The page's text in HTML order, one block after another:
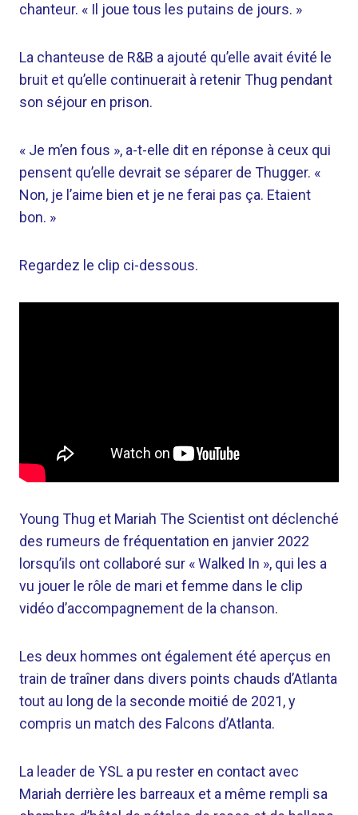
chanteur. « Il joue tous les putains de jours. »
La chanteuse de R&B a ajouté qu’elle avait évité le
bruit et qu’elle continuerait à retenir Thug pendant
son séjour en prison.
« Je m’en fous », a-t-elle dit en réponse à ceux qui
pensent qu’elle devrait se séparer de Thugger. «
Non, je l’aime bien et je ne ferai pas ça. Etaient
bon. »
Regardez le clip ci-dessous.
Young Thug et Mariah The Scientist ont déclenché
des rumeurs de fréquentation en janvier 2022
lorsqu’ils ont collaboré sur « Walked In », qui les a
vu jouer le rôle de mari et femme dans le clip
vidéo d’accompagnement de la chanson.
Les deux hommes ont également été aperçus en
train de traîner dans divers points chauds d’Atlanta
tout au long de la seconde moitié de 2021, y
compris un match des Falcons d’Atlanta.
La leader de YSL a pu rester en contact avec
Mariah derrière les barreaux et a même rempli sa